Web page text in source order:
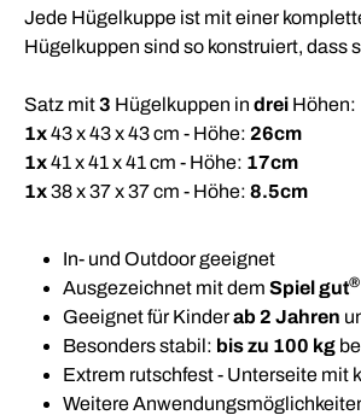
Jede Hügelkuppe ist mit einer
Hügelkuppen sind so konstruiert, dass
Satz mit3 Hügelkuppen in drei Höhen:
1x43 x 43 x 43 cm - Höhe: 26cm
1x41 x 41 x 41 cm - Höhe: 17cm
1x38 x 37 x 37 cm - Höhe: 8.5cm
In- und Outdoor geeignet
Ausgezeichnet mit dem Spiel gut®
Geeignet für Kinderab 2 Jahren
Besonders stabil: bis zu 100 kg
Extrem rutschfest - Unterseite mit
Weitere